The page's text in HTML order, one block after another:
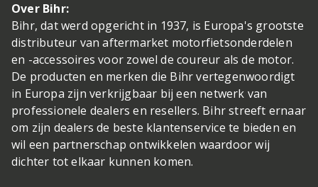
Over Bihr:
Bihr, dat werd opgericht in 1937, is Europa's grootste
distributeur van aftermarket motorfietsonderdelen
en -accessoires voor zowel de coureur als de motor.
De producten en merken die Bihr vertegenwoordigt
in Europa zijn verkrijgbaar bij een netwerk van
professionele dealers en resellers. Bihr streeft ernaar
om zijn dealers de beste klantenservice te bieden en
wil een partnerschap ontwikkelen waardoor wij
dichter tot elkaar kunnen komen.